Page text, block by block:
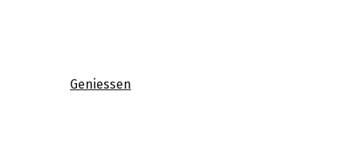
Geniessen